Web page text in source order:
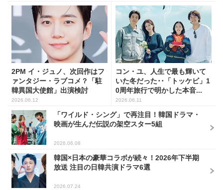
2PM イ・ジュノ、次回作はフ
ァンタジー・ラブコメ？「駐
韓異国大使館」出演検討
2026.06.12
コン・ユ、人生で最も輝いて
いた冬だった･･「トッケビ」1
0周年旅行で明かした本音...
2026.06.11
「ワイルド・シング」で再注目！韓国ドラマ・
映画が生んだ伝説の架空スター5組
2026.06.08
韓国×日本の豪華コラボが続々！2026年下半期
放送 注目の日韓共演ドラマ6選
2026.07.24